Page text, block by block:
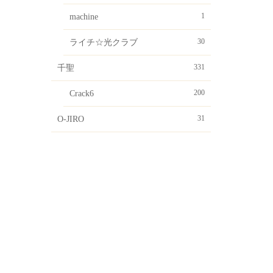
machine 1
ライチ☆光クラブ 30
千聖 331
Crack6 200
O-JIRO 31